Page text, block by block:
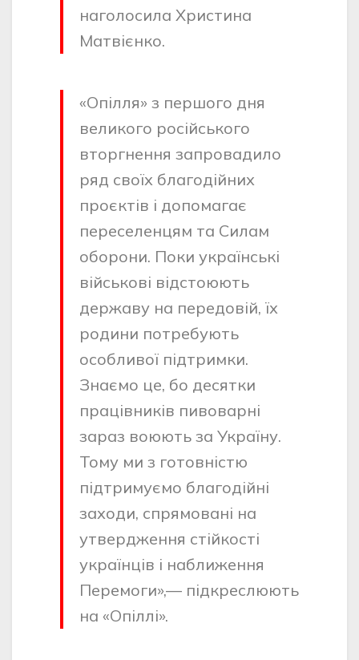
наголосила Христина
Матвієнко.
«Опілля» з першого дня
великого російського
вторгнення запровадило
ряд своїх благодійних
проєктів і допомагає
переселенцям та Силам
оборони. Поки українські
військові відстоюють
державу на передовій, їх
родини потребують
особливої підтримки.
Знаємо це, бо десятки
працівників пивоварні
зараз воюють за Україну.
Тому ми з готовністю
підтримуємо благодійні
заходи, спрямовані на
утвердження стійкості
українців і наближення
Перемоги»,— підкреслюють
на «Опіллі».